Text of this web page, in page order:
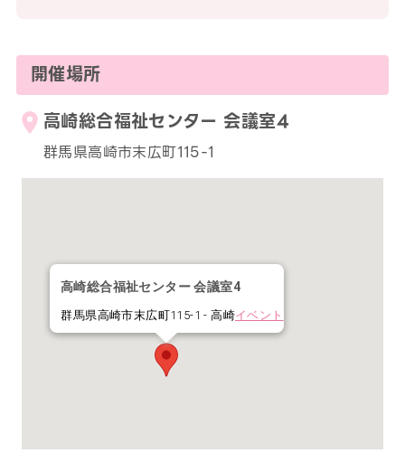
開催場所
高崎総合福祉センター 会議室4
群馬県高崎市末広町115-1
高崎総合福祉センター 会議室4
群馬県高崎市末広町115-1 - 高崎イベント